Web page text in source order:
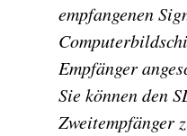
empfangenen
Empfänger
Sie können den
Zweitempfänger